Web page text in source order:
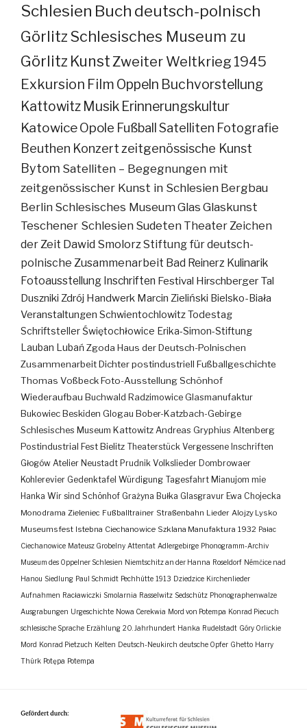
Schlesien Buch deutsch-polnisch
GörlitzSchlesisches Museum zu
Görlitz KunstZweiter Weltkrieg 1945
Exkursion Film Oppeln Buchvorstellung
Kattowitz Musik Erinnerungskultur
KatowiceOpole FußballSatelliten Fotografie
Beuthen Konzertzeitgenössische Kunst
Bytom Satelliten – Begegnungen mit
zeitgenössischer Kunst in Schlesien Bergbau
Berlin Schlesisches MuseumGlas Glaskunst
Teschener Schlesien Sudeten Theater Zeichen
der Zeit Dawid SmolorzStiftung für deutsch-
polnische Zusammenarbeit Bad Reinerz Kulinarik
Fotoausstellung Inschriften Festival Hirschberger Tal
Duszniki Zdrój Handwerk Marcin Zieliński Bielsko-Biała
Veranstaltungen SchwientochlowitzTodestag
SchriftstellerŚwiętochłowice Erika-Simon-Stiftung
Lauban
LubańZgoda Haus der Deutsch-Polnischen
ZusammenarbeitDichterpostindustriell Fußballgeschichte
Thomas VoßbeckFoto-AusstellungSchönhof
Wiederaufbau Buchwald Radzimowice Glasmanufaktur
Bukowiec Beskiden Glogau Bober-Katzbach-Gebirge
Schlesisches Museum Kattowitz Andreas Gryphius Altenberg
Postindustrial Fest Bielitz Theaterstück Vergessene Inschriften
Głogów Atelier Neustadt Prudnik Volkslieder Dombrowaer
Kohlerevier Gedenktafel Würdigung Tagesfahrt Mianujom mie
Hanka Wir sind Schönhof Grażyna Bułka Glasgravur Ewa Chojecka
Monodrama Zieleniec Fußballtrainer Straßenbahn Lieder Alojzy Lysko
Museumsfest Istebna Ciechanowice Szklana Manufaktura 1932 Pałac
Ciechanowice Mateusz Grobelny Attentat Adlergebirge Phonogramm-Archiv
Museum des Oppelner Schlesien Niemtschitz an der Hanna Roseldorf Némčice nad
Hanou Siedlung Paul Schmidt Pechhütte 1913 Dziedzice Kirchenlieder
Aufnahmen Racławiczki Smolarnia Rasselwitz Sedschütz Phonographenwalze
Ausgrabungen Urgeschichte Nowa Cerekwia Mord von Potempa Konrad Piecuch
schlesische Sprache Erzählung 20. Jahrhundert Hanka Rudelstadt Góry Orlickie
Mord Konrad Pietzuch Kelten Deutsch-Neukirch deutsche Opfer Ghetto Harry
Thürk Potępa Potempa